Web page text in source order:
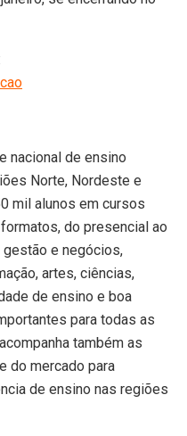
nacional de ensino
Norte, Nordeste e
mil alunos em cursos
do presencial ao
gestão e negócios,
artes, ciências,
de ensino e boa
para todas as
também as
do mercado para
de ensino nas regiões